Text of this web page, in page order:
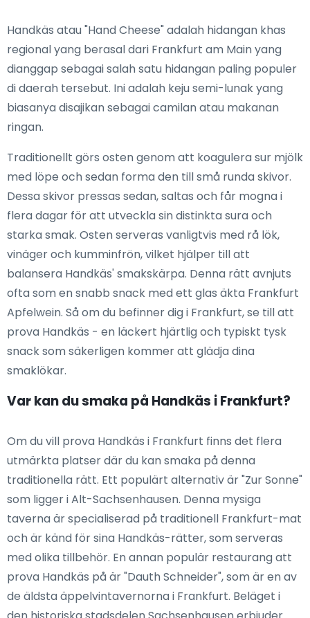
Handkäs atau "Hand Cheese" adalah hidangan khas
regional yang berasal dari Frankfurt am Main yang
dianggap sebagai salah satu hidangan paling populer
di daerah tersebut. Ini adalah keju semi-lunak yang
biasanya disajikan sebagai camilan atau makanan
ringan.
Traditionellt görs osten genom att koagulera sur mjölk
med löpe och sedan forma den till små runda skivor.
Dessa skivor pressas sedan, saltas och får mogna i
flera dagar för att utveckla sin distinkta sura och
starka smak. Osten serveras vanligtvis med rå lök,
vinäger och kumminfrön, vilket hjälper till att
balansera Handkäs' smakskärpa. Denna rätt avnjuts
ofta som en snabb snack med ett glas äkta Frankfurt
Apfelwein. Så om du befinner dig i Frankfurt, se till att
prova Handkäs - en läckert hjärtlig och typiskt tysk
snack som säkerligen kommer att glädja dina
smaklökar.
Var kan du smaka på Handkäs i Frankfurt?
Om du vill prova Handkäs i Frankfurt finns det flera
utmärkta platser där du kan smaka på denna
traditionella rätt. Ett populärt alternativ är "Zur Sonne"
som ligger i Alt-Sachsenhausen. Denna mysiga
taverna är specialiserad på traditionell Frankfurt-mat
och är känd för sina Handkäs-rätter, som serveras
med olika tillbehör. En annan populär restaurang att
prova Handkäs på är "Dauth Schneider", som är en av
de äldsta äppelvintavernorna i Frankfurt. Beläget i